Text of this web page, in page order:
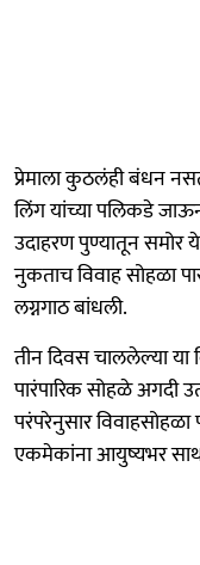
प्रेमाला कुठलंही बंधन
लिंग यांच्या पलिकडे
उदाहरण पुण्यातून
नुकताच विवाह सोहळा
लग्नगाठ बांधली.
तीन दिवस चाललेल्या या
पारंपारिक सोहळे अगदी
परंपरेनुसार विवाहसोहळा
एकमेकांना आयुष्यभर